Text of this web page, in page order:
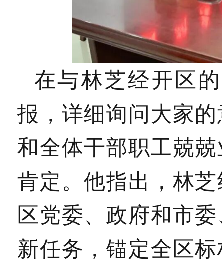
在与林芝经开区
报，详细询问大家
和全体干部职工兢
肯定。他指出，林
区党委、政府和市
新任务，锚定全区